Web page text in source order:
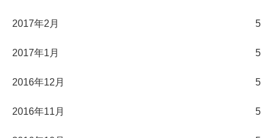
2017年2月 5
2017年1月 5
2016年12月 5
2016年11月 5